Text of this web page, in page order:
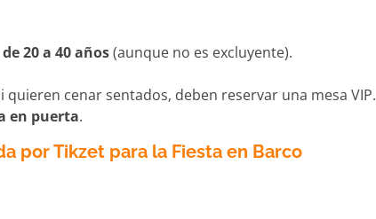
20 a 40 años(aunque no es excluyente).
cenar sentados, deben reservar una mesa VIP.
en puerta.
por Tikzet para la Fiesta en Barco